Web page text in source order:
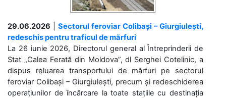
29.06.2026
Sectorul feroviar Colibași – Giurgiulești,
redeschis pentru traficul de mărfuri
La 26 iunie 2026, Directorul general al Întreprinderii de
Stat „Calea Ferată din Moldova”, dl Serghei Cotelinic, a
dispus reluarea transportului de mărfuri pe sectorul
feroviar Colibași – Giurgiulești, precum și redeschiderea
operațiunilor de încărcare la toate stațiile cu destinația